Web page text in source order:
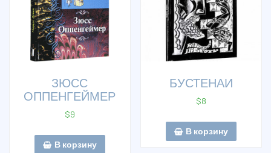
ЗЮСС
ОППЕНГЕЙМЕР
$9
В корзину
БУСТЕНАИ
$8
В корзину